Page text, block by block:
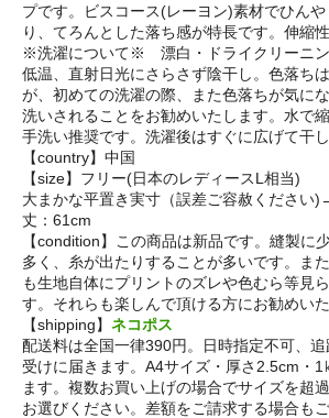
プです。ビスコース(レーヨン)素材でひん
り、てろんとした落ち感が特長です。伸縮
※洗濯について※ 漂白・ドライクリーニン
低温、直射日光にさらさず陰干し。色落ち
が、初めての洗濯の際、また色落ちが気に
洗いされることをお勧めいたします。水で
手洗い推奨です。洗濯後はすぐに広げて干し
【country】中国
【size】フリー(日本のレディースL相当)
大まかな平置き実寸（誤差ご容赦くださ
丈：61cm
【condition】この商品は新品です。縫製に
多く、糸が出たりすることが多いです。ま
も生地自体にプリントのズレや色むら等見
す。それらも楽しんで頂ける方にお勧めいた
【shipping】 ネコポス
配送料は全国一律390円。日時指定不可、
受けに届きます。A4サイズ・厚さ2.5cm・1
ます。複数お買い上げの場合でサイズを超
お選びください。差額をご請求する場合もご